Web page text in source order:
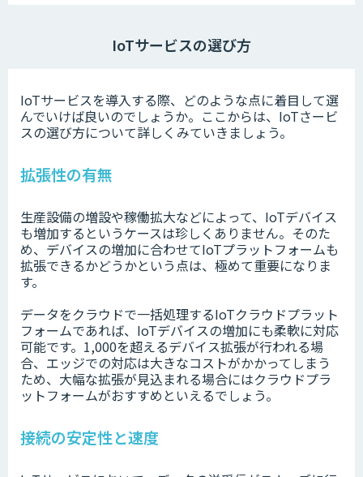
IoTサービスの選び方
IoTサービスを導入する際、どのような点に着目して選
んでいけば良いのでしょうか。ここからは、IoTさービ
スの選び方について詳しくみていきましょう。
拡張性の有無
生産設備の増設や稼働拡大などによって、IoTデバイス
も増加するというケースは珍しくありません。そのた
め、デバイスの増加に合わせてIoTプラットフォームも
拡張できるかどうかという点は、極めて重要になりま
す。
データをクラウドで一括処理するIoTクラウドプラット
フォームであれば、IoTデバイスの増加にも柔軟に対応
可能です。1,000を超えるデバイス拡張が行われる場
合、エッジでの対応は大きなコストがかかってしまう
ため、大幅な拡張が見込まれる場合にはクラウドプラ
ットフォームがおすすめといえるでしょう。
接続の安定性と速度